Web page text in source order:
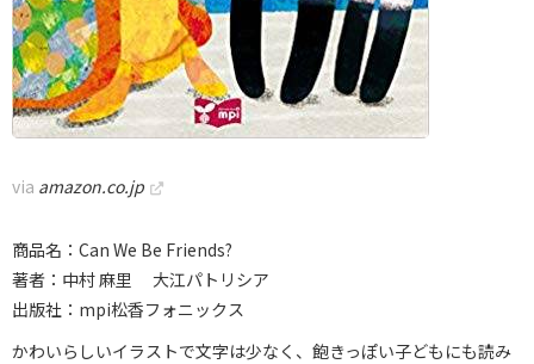
via amazon.co.jp
商品名：Can We Be Friends?
著者：中村 麻里 大江パトリシア
出版社：mpi松香フォニックス
かわいらしいイラストで文字は少なく、飽きっぽい子どもにも読み